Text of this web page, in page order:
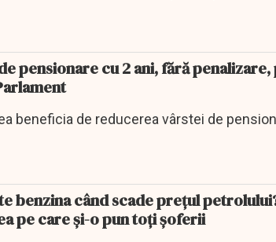
pensionare cu 2 ani, fără
beneficia de reducerea vârstei de
benzina când scade preţul
pe care şi-o pun toţi şoferii